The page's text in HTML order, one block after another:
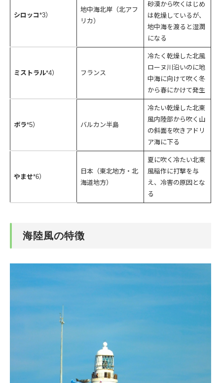
シロッコ*3）
地中海北岸（北アフ
リカ）
砂漠から吹くはじめ
は乾燥しているが、
地中海を渡ると湿潤
になる
ミストラル*4） フランス
冷たく乾燥した北風
ローヌ川沿いのに地
中海に向けて吹く冬
から春にかけて発生
ボラ*5） バルカン半島
冷たい乾燥した北東
風内陸部から吹く山
の斜面を吹きアドリ
ア海に下る
やませ*6）
日本（東北地方・北
海道地方）
夏に吹く冷たい北東
風稲作に打撃を与
え、冷害の原因とな
る
海陸風の特徴